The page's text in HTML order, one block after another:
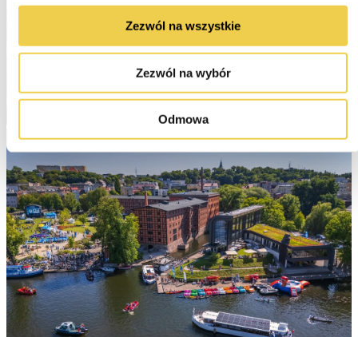
Zezwól na wszystkie
Zezwól na wybór
Odmowa